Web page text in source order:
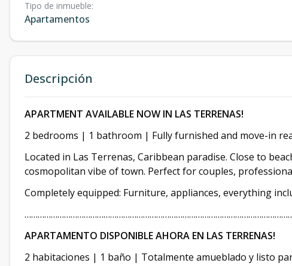
Tipo de inmueble:
Apartamentos
Descripción
APARTMENT AVAILABLE NOW IN LAS TERRENAS!
2 bedrooms | 1 bathroom | Fully furnished and move-in
Located in Las Terrenas, Caribbean paradise. Close to
cosmopolitan vibe of town. Perfect for couples,
Completely equipped: Furniture, appliances, everything
APARTAMENTO DISPONIBLE AHORA EN LAS TERRENAS!
2 habitaciones | 1 baño | Totalmente amueblado y listo